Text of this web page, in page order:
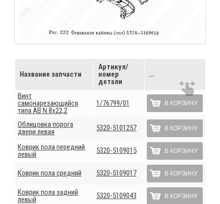
Название запчасти
Артикул/
номер
детали
...
Винт
самонарезающийся
типа АВ N 8х22,2
1/76799/01 В КОРЗИНУ
Облицовка порога
двери левая
5320-5101257 В КОРЗИНУ
Коврик пола передний
левый
5320-5109015 В КОРЗИНУ
Коврик пола средний 5320-5109017 В КОРЗИНУ
Коврик пола задний
левый
5320-5109043 В КОРЗИНУ